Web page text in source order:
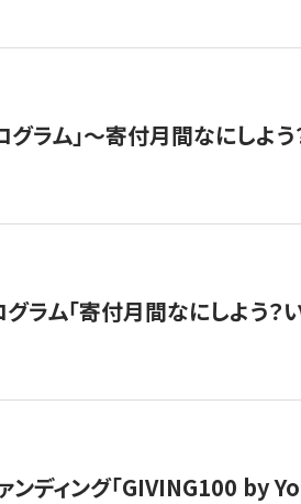
ラム」〜寄付月間なにしよう
ラム「寄付月間なにしよう？
ディング「GIVING100 by